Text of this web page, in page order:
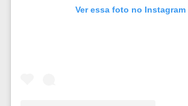
Ver essa foto no Instagram